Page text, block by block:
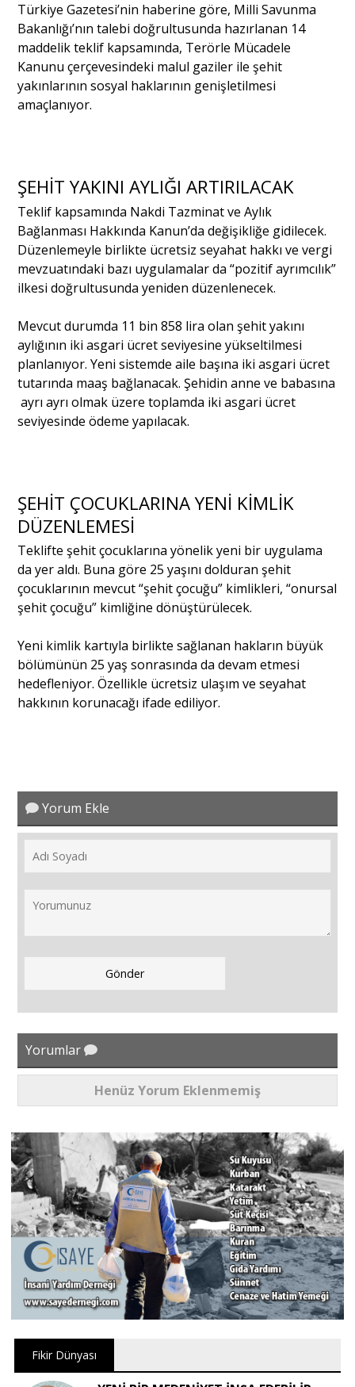
Portre
Yazarlar
Dosya Haber
Ankara Analiz
Sağlık
Türkiye Gazetesi’nin haberine göre, Milli Savunma
Bakanlığı’nın talebi doğrultusunda hazırlanan 14
maddelik teklif kapsamında, Terörle Mücadele
Kanunu çerçevesindeki malul gaziler ile şehit
yakınlarının sosyal haklarının genişletilmesi
amaçlanıyor.
ŞEHİT YAKINI AYLIĞI ARTIRILACAK
Teklif kapsamında Nakdi Tazminat ve Aylık
Bağlanması Hakkında Kanun’da değişikliğe gidilecek.
Düzenlemeyle birlikte ücretsiz seyahat hakkı ve vergi
mevzuatındaki bazı uygulamalar da “pozitif ayrımcılık”
ilkesi doğrultusunda yeniden düzenlenecek.
Mevcut durumda 11 bin 858 lira olan şehit yakını
aylığının iki asgari ücret seviyesine yükseltilmesi
planlanıyor. Yeni sistemde aile başına iki asgari ücret
tutarında maaş bağlanacak. Şehidin anne ve babasına
ayrı ayrı olmak üzere toplamda iki asgari ücret
seviyesinde ödeme yapılacak.
ŞEHİT ÇOCUKLARINA YENİ KİMLİK
DÜZENLEMESİ
Teklifte şehit çocuklarına yönelik yeni bir uygulama
da yer aldı. Buna göre 25 yaşını dolduran şehit
çocuklarının mevcut “şehit çocuğu” kimlikleri, “onursal
şehit çocuğu” kimliğine dönüştürülecek.
Yeni kimlik kartıyla birlikte sağlanan hakların büyük
bölümünün 25 yaş sonrasında da devam etmesi
hedefleniyor. Özellikle ücretsiz ulaşım ve seyahat
hakkının korunacağı ifade ediliyor.
Yorum Ekle
Yorumlar
Henüz Yorum Eklenmemiş
Fikir Dünyası